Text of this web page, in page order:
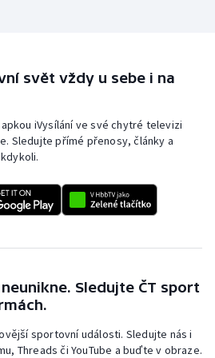
svět vždy u sebe i na
apkou iVysílání ve své chytré televizi
Sledujte přímé přenosy, články a
Sledujte ČT sport
sportovní události. Sledujte nás i
Threads či YouTube a buďte v obraze.